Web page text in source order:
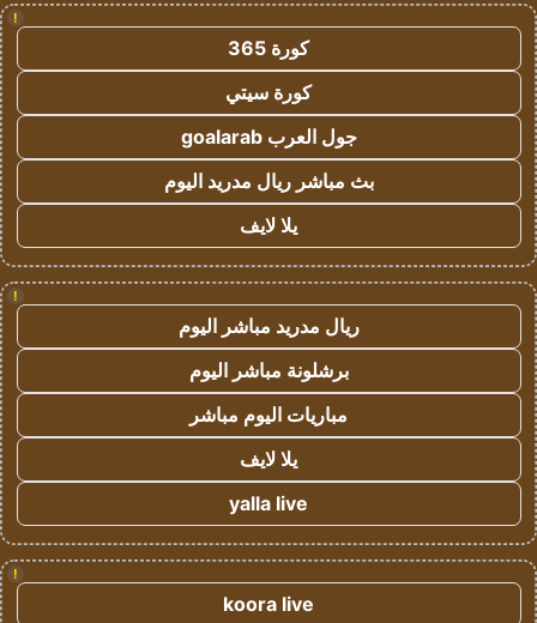
!
كورة 365
كورة سيتي
جول العرب goalarab
بث مباشر ريال مدريد اليوم
يلا لايف
!
ريال مدريد مباشر اليوم
برشلونة مباشر اليوم
مباريات اليوم مباشر
يلا لايف
yalla live
!
koora live